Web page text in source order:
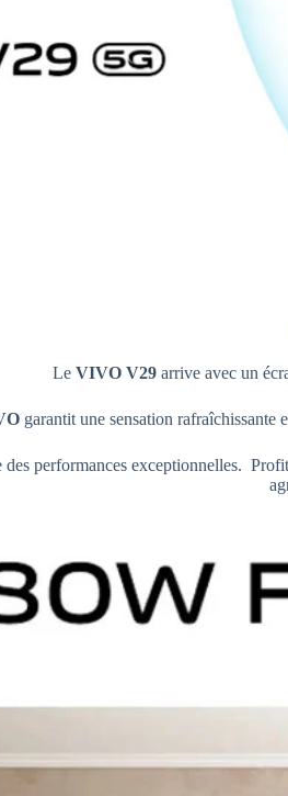
Le VIVO V29arrive avec un
garantit une sensation rafraîchissante
performances exceptionnelles.